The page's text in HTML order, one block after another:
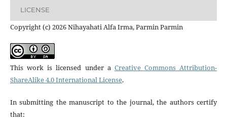
LICENSE
Copyright (c) 2026 Nihayahati Alfa Irma, Parmin Parmin
This work is licensed under a Creative Commons Attribution-
ShareAlike 4.0 International License.
In submitting the manuscript to the journal, the authors certify
that: